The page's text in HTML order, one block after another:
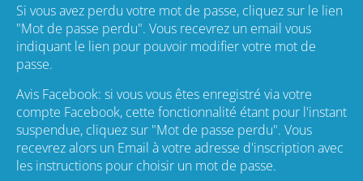
Si vous avez perdu votre mot de passe, cliquez sur le lien
"Mot de passe perdu". Vous recevrez un email vous
indiquant le lien pour pouvoir modifier votre mot de
passe.
Avis Facebook: si vous vous êtes enregistré via votre
compte Facebook, cette fonctionnalité étant pour l'instant
suspendue, cliquez sur "Mot de passe perdu". Vous
recevrez alors un Email à votre adresse d'inscription avec
les instructions pour choisir un mot de passe.